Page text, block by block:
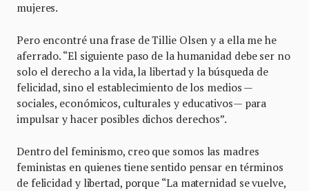
mujeres.
Pero encontré una frase de Tillie Olsen y a ella me he
aferrado. “El siguiente paso de la humanidad debe ser no
solo el derecho a la vida, la libertad y la búsqueda de
felicidad, sino el establecimiento de los medios —
sociales, económicos, culturales y educativos— para
impulsar y hacer posibles dichos derechos”.
Dentro del feminismo, creo que somos las madres
feministas en quienes tiene sentido pensar en términos
de felicidad y libertad, porque “La maternidad se vuelve,